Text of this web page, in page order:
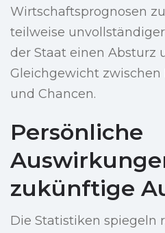
Wirtschaftsprognosen
teilweise
der Staat einen Absturz
Gleichgewicht zwischen
und Chancen.
Persönliche
zukünftige
Die Statistiken spiegeln